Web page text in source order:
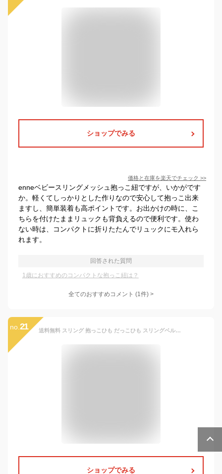
ショップでみる
価格と在庫を楽天でチェック >>
enneベビースリングメッシュ抱っこ紐ですが、いかがです
か。軽くてしっかりとした作りなので安心して抱っこ出来
ますし、簡単装着も高ポイントです。お出かけの時に、こ
ちらを付けたままリュックも背負えるので便利です。使わ
ない時は、コンパクトに折りたたんでリュックにモ入れら
れます。
回答された質問
1歳におすすめのコンパクトな抱っこ紐は？
全てのおすすめコメント (1件) >
no. 21 送料無料 スリング 抱っこひも だっこひも スリングベルト 抱っこ紐 新生児 斜め カバー コンパクト ヒップシート 抱っこサポート セカンド 折り畳める 収納 安い 赤ちゃん 子供 軽量 サイズ調節可能 縦抱き 横抱き 簡単 1歳 2歳 3歳 男女兼用 出産祝い プレゼント ギフト
ショップでみる